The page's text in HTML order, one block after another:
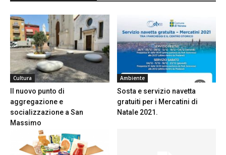
Cultura
Il nuovo punto di
aggregazione e
socializzazione a San
Massimo
Ambiente
Sosta e servizio navetta
gratuiti per i Mercatini di
Natale 2021.